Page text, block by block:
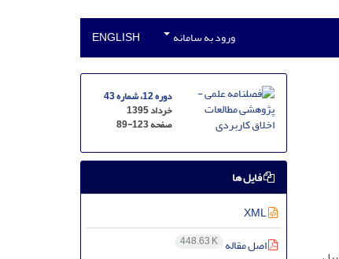
ورود به سامانه ENGLISH
دوره 12، شماره 43
خرداد 1395
صفحه89-123
فایل ها
XML
اصل مقاله 448.63 K